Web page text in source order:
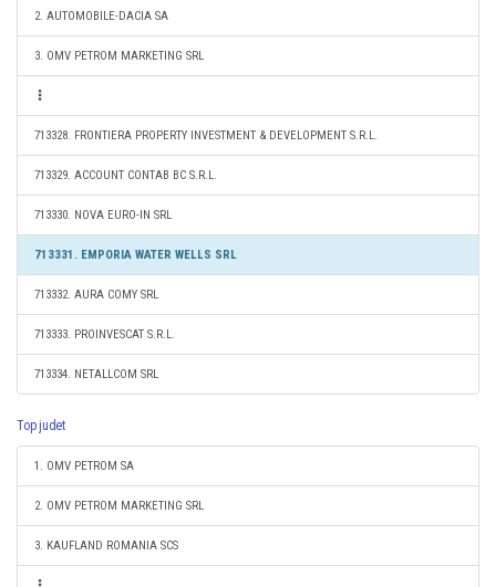
2. AUTOMOBILE-DACIA SA
3. OMV PETROM MARKETING SRL
713328. FRONTIERA PROPERTY INVESTMENT & DEVELOPMENT S.R.L.
713329. ACCOUNT CONTAB BC S.R.L.
713330. NOVA EURO-IN SRL
713331. EMPORIA WATER WELLS SRL
713332. AURA COMY SRL
713333. PROINVESCAT S.R.L.
713334. NETALLCOM SRL
Top judet
1. OMV PETROM SA
2. OMV PETROM MARKETING SRL
3. KAUFLAND ROMANIA SCS